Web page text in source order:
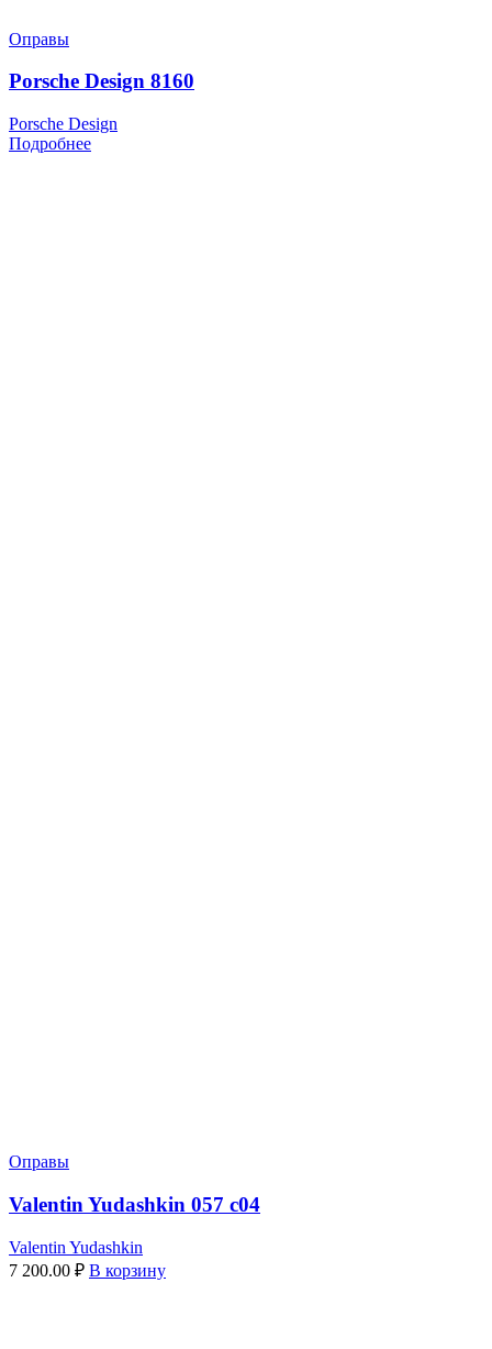
Оправы
Porsche Design 8160
Porsche Design
Подробнее
Оправы
Valentin Yudashkin 057 c04
Valentin Yudashkin
7 200.00 ₽ В корзину